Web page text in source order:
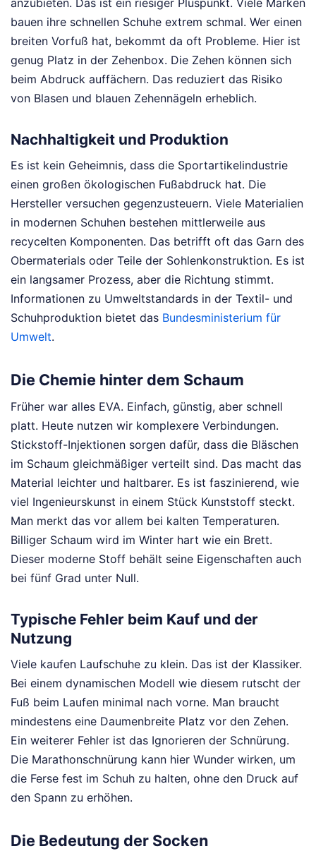
bauen ihre schnellen Schuhe extrem schmal. Wer einen
breiten Vorfuß hat, bekommt da oft Probleme. Hier ist
genug Platz in der Zehenbox. Die Zehen können sich
beim Abdruck auffächern. Das reduziert das Risiko
von Blasen und blauen Zehennägeln erheblich.
Nachhaltigkeit und Produktion
Es ist kein Geheimnis, dass die Sportartikelindustrie
einen großen ökologischen Fußabdruck hat. Die
Hersteller versuchen gegenzusteuern. Viele Materialien
in modernen Schuhen bestehen mittlerweile aus
recycelten Komponenten. Das betrifft oft das Garn des
Obermaterials oder Teile der Sohlenkonstruktion. Es ist
ein langsamer Prozess, aber die Richtung stimmt.
Informationen zu Umweltstandards in der Textil- und
Schuhproduktion bietet das Bundesministerium für
Umwelt.
Die Chemie hinter dem Schaum
Früher war alles EVA. Einfach, günstig, aber schnell
platt. Heute nutzen wir komplexere Verbindungen.
Stickstoff-Injektionen sorgen dafür, dass die Bläschen
im Schaum gleichmäßiger verteilt sind. Das macht das
Material leichter und haltbarer. Es ist faszinierend, wie
viel Ingenieurskunst in einem Stück Kunststoff steckt.
Man merkt das vor allem bei kalten Temperaturen.
Billiger Schaum wird im Winter hart wie ein Brett.
Dieser moderne Stoff behält seine Eigenschaften auch
bei fünf Grad unter Null.
Typische Fehler beim Kauf und der
Nutzung
Viele kaufen Laufschuhe zu klein. Das ist der Klassiker.
Bei einem dynamischen Modell wie diesem rutscht der
Fuß beim Laufen minimal nach vorne. Man braucht
mindestens eine Daumenbreite Platz vor den Zehen.
Ein weiterer Fehler ist das Ignorieren der Schnürung.
Die Marathonschnürung kann hier Wunder wirken, um
die Ferse fest im Schuh zu halten, ohne den Druck auf
den Spann zu erhöhen.
Die Bedeutung der Socken